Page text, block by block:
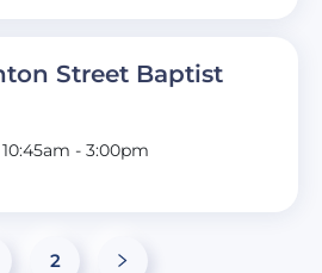
Street Baptist
- 3:00pm
2